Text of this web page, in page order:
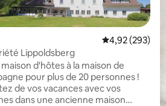
sur la base de 48 commentaires :
Évaluation
4,92 (293)
Lippoldsberg
maison d'hôtes à la maison de
pour plus de 20 personnes !
de vos vacances avec vos
dans une ancienne maison